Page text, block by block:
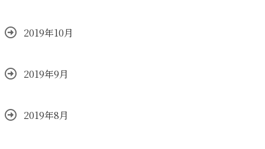
2019年10月
2019年9月
2019年8月